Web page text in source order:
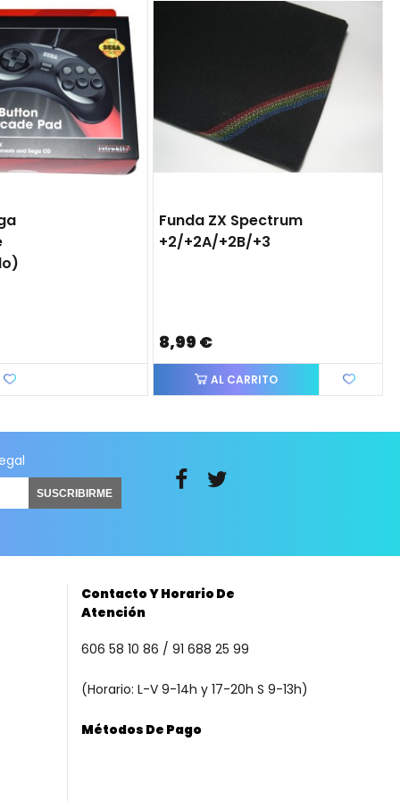
Funda ZX Spectrum
+2/+2A/+2B/+3
8,99 €
AL CARRITO
SUSCRIBIRME
Contacto Y Horario De
Atención
606 58 10 86 / 91 688 25 99
(Horario: L-V 9-14h y 17-20h S 9-13h)
Métodos De Pago